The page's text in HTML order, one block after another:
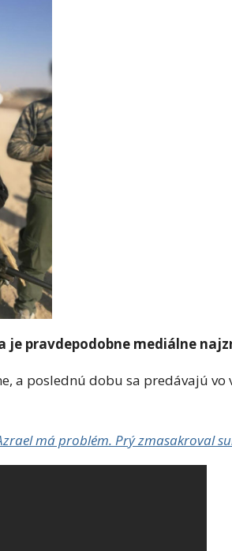
pravdepodobne mediálne
a poslednú dobu sa predávajú vo
má problém. Prý zmasakroval